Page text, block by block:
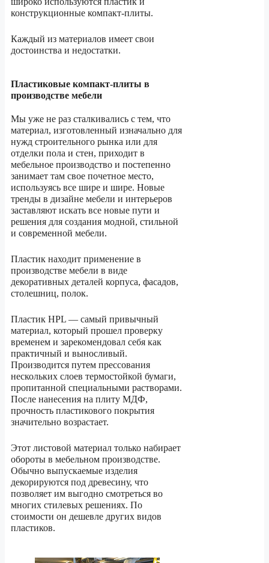
конструкционные компакт-плиты.
Каждый из материалов имеет свои
достоинства и недостатки.
Пластиковые компакт-плиты в
производстве мебели
Мы уже не раз сталкивались с тем, что
материал, изготовленный изначально для
нужд строительного рынка или для
отделки пола и стен, приходит в
мебельное производство и постепенно
занимает там свое почетное место,
используясь все шире и шире. Новые
тренды в дизайне мебели и интерьеров
заставляют искать все новые пути и
решения для создания модной, стильной
и современной мебели.
Пластик находит применение в
производстве мебели в виде
декоративных деталей корпуса, фасадов,
столешниц, полок.
Пластик HPL — самый привычный
материал, который прошел проверку
временем и зарекомендовал себя как
практичный и выносливый.
Производится путем прессования
нескольких слоев термостойкой бумаги,
пропитанной специальными растворами.
После нанесения на плиту МДФ,
прочность пластикового покрытия
значительно возрастает.
Этот листовой материал только набирает
обороты в мебельном производстве.
Обычно выпускаемые изделия
декорируются под древесину, что
позволяет им выгодно смотреться во
многих стилевых решениях. По
стоимости он дешевле других видов
пластиков.